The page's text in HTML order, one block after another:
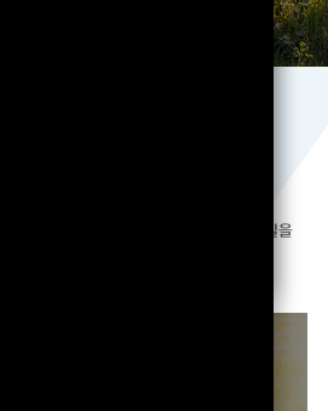
제품 테스트를 통하여 제품의 질을